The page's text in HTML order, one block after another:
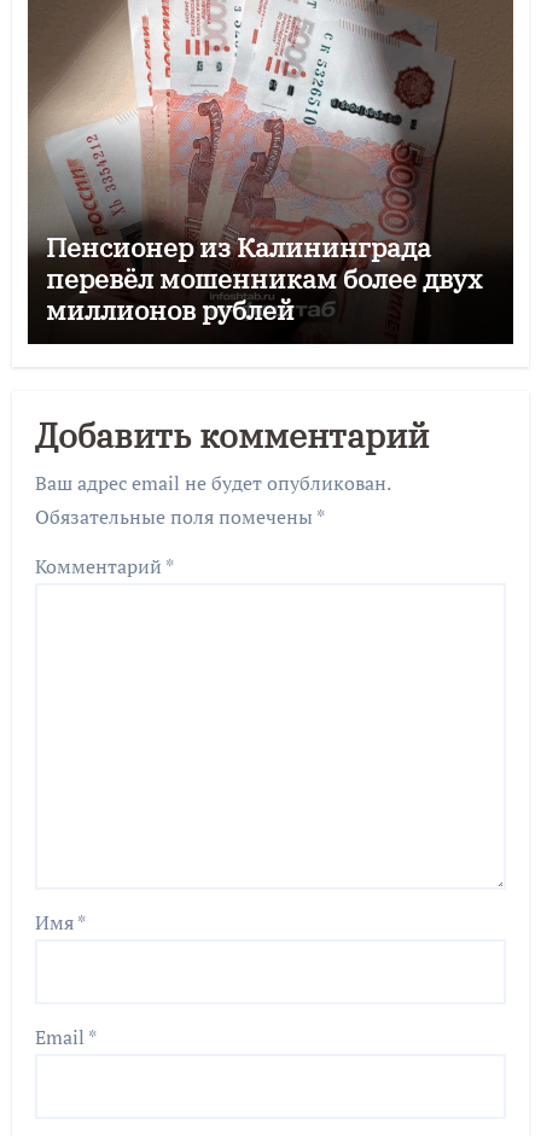
Пенсионер из Калининграда
перевёл мошенникам более двух
миллионов рублей
Добавить комментарий
Ваш адрес email не будет опубликован.
Обязательные поля помечены *
Комментарий *
Имя*
Email *